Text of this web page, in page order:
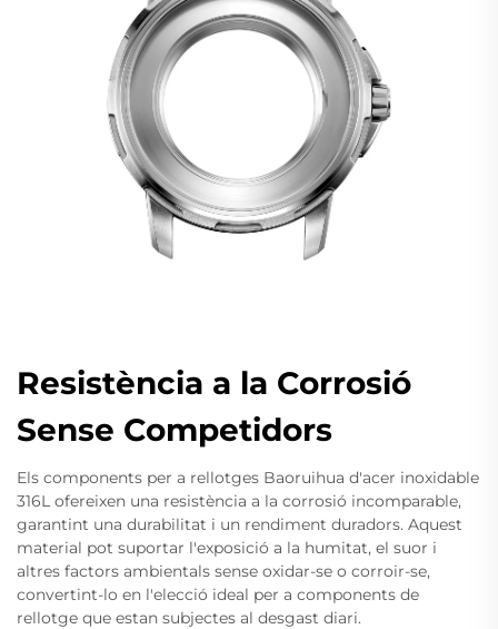
Resistència a la Corrosió
Sense Competidors
Els components per a rellotges Baoruihua d'acer inoxidable
316L ofereixen una resistència a la corrosió incomparable,
garantint una durabilitat i un rendiment duradors. Aquest
material pot suportar l'exposició a la humitat, el suor i
altres factors ambientals sense oxidar-se o corroir-se,
convertint-lo en l'elecció ideal per a components de
rellotge que estan subjectes al desgast diari.